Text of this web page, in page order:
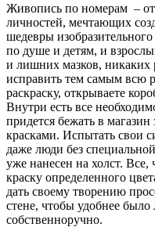
Живопись по номерам –
личностей, мечтающих
шедевры
по душе и детям, и
и лишних мазков, никаких
исправить тем самым всю
раскраску, открываете
Внутри есть все
придется бежать в
красками. Испытать свои
даже люди без
уже нанесен на холст. Все,
краску определенного
дать своему творению
стене, чтобы удобнее
собственноручно.